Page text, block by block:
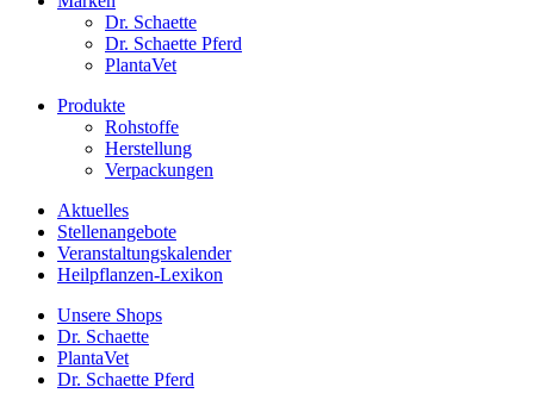
Dr. Schaette
Dr. Schaette Pferd
PlantaVet
Produkte
Rohstoffe
Herstellung
Verpackungen
Aktuelles
Stellenangebote
Veranstaltungskalender
Heilpflanzen-Lexikon
Unsere Shops
Dr. Schaette
PlantaVet
Dr. Schaette Pferd